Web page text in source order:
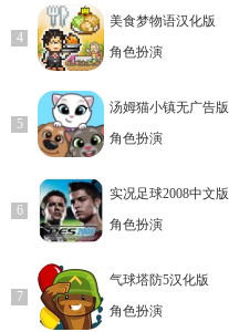
美食梦物语汉化版
角色扮演
汤姆猫小镇无广告版
角色扮演
实况足球2008中文版
角色扮演
气球塔防5汉化版
角色扮演